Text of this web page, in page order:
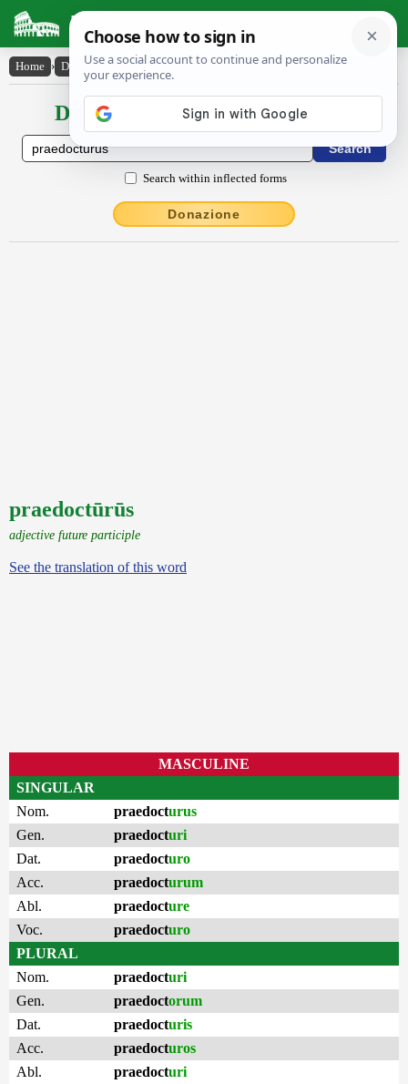
Latin Dictionary
Home › Declensions / Conjugations › praedoctūrūs
Declensions / Conjugations latin
Search within inflected forms
Donazione
praedoctūrūs
adjective future participle
See the translation of this word
MASCULINE
SINGULAR
Nom.
praedocturus
Gen.
praedocturi
Dat.
praedocturo
Acc.
praedocturum
Abl.
praedocture
Voc.
praedocturo
PLURAL
Nom.
praedocturi
Gen.
praedoctorum
Dat.
praedocturis
Acc.
praedocturos
Abl.
praedocturi